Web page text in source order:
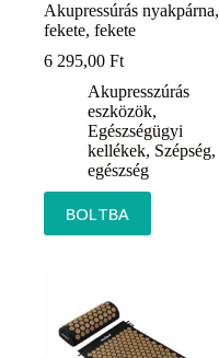
Akupressúrás nyakpárna,
fekete, fekete
6 295,00 Ft
Akupresszúrás
eszközök,
Egészségügyi
kellékek, Szépség,
egészség
BOLTBA